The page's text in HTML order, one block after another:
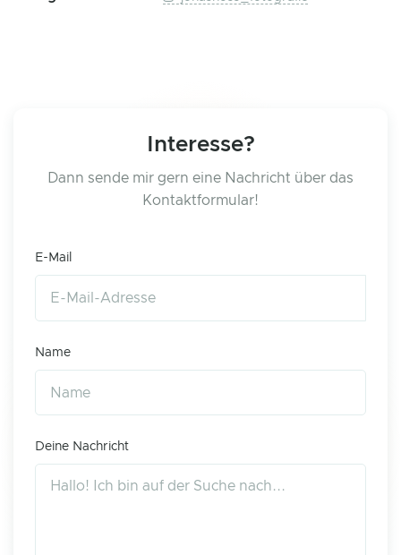
Interesse?
Dann sende mir gern eine Nachricht über das
Kontaktformular!
E-Mail
Name
Deine Nachricht